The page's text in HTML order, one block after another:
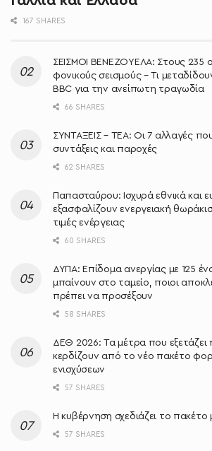
167 SHARES
ΣΕΙΣΜΟΙ ΒΕΝΕΖΟΥΕΛΑ: Στους 235
φονικούς σεισμούς – Τι
BBC για την ανείπωτη τραγωδία
66 SHARES
ΣΥΝΤΑΞΕΙΣ – ΤΕΑ: Οι 7 αλλαγές
συντάξεις και παροχές
62 SHARES
Παπασταύρου: Ισχυρά εθνικά και
εξασφαλίζουν ενεργειακή
τιμές ενέργειας
60 SHARES
ΔΥΠΑ: Επίδομα ανεργίας με 125
μπαίνουν στο ταμείο, ποιοι
πρέπει να προσέξουν
58 SHARES
ΔΕΘ 2026: Τα μέτρα που εξετάζει
κερδίζουν από το νέο πακέτο
ενισχύσεων
57 SHARES
Η κυβέρνηση σχεδιάζει το
57 SHARES